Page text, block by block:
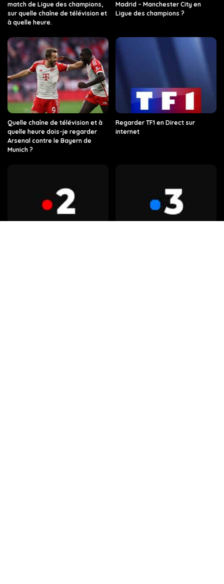
match de Ligue des champions,
sur quelle chaîne de télévision et
à quelle heure.
Madrid – Manchester City en
Ligue des champions ?
Quelle chaîne de télévision et à
quelle heure dois-je regarder
Arsenal contre le Bayern de
Munich ?
Regarder TF1 en Direct sur
internet